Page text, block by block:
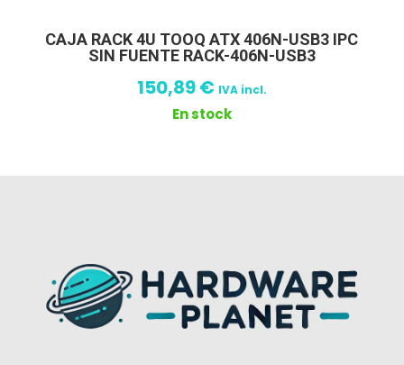
CAJA RACK 4U TOOQ ATX 406N-USB3 IPC
SIN FUENTE RACK-406N-USB3
150,89€ IVA incl.
En stock